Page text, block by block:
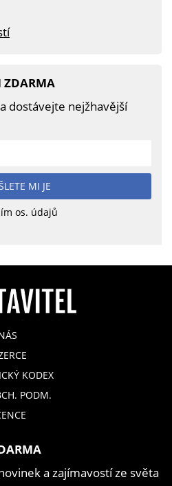
ZDARMA
dostávejte nejžhavější
MI JE
os. údajů
KODEX
PODM.
a zajímavostí ze světa